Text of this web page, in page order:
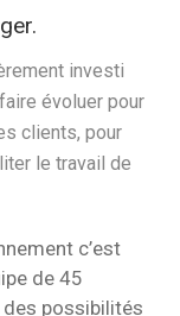
investi
évoluer pour
clients, pour
le travail de
c’est
de 45
des possibilités